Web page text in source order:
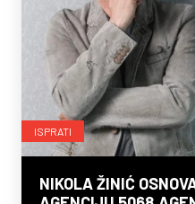
ISPRATI
NIKOLA ŽINIĆ